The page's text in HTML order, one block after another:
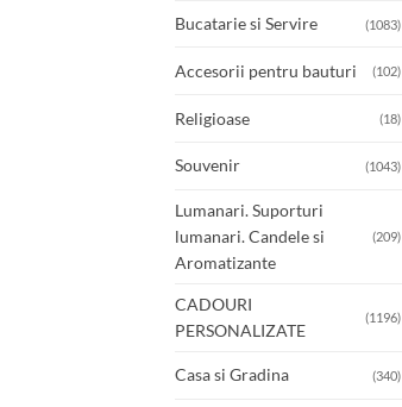
Bucatarie si Servire (1083)
Accesorii pentru bauturi (102)
Religioase (18)
Souvenir (1043)
Lumanari. Suporturi
lumanari. Candele si
Aromatizante
(209)
CADOURI
PERSONALIZATE
(1196)
Casa si Gradina (340)